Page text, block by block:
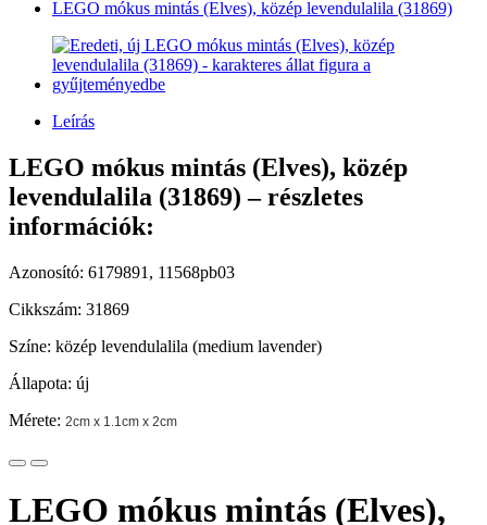
LEGO mókus mintás (Elves), közép levendulalila (31869)
Leírás
LEGO mókus mintás (Elves), közép
levendulalila (31869) – részletes
információk:
Azonosító: 6179891, 11568pb03
Cikkszám: 31869
Színe: közép levendulalila (medium lavender)
Állapota: új
Mérete: 2cm x 1.1cm x 2cm
LEGO mókus mintás (Elves),